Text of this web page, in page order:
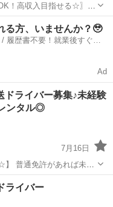
！高収入目指せる☆〗
不問！「軽作業」「週休2
で【安定した収入】が魅
る方、いませんか？🥹
歴書不要！就業後すぐに
Ad
ライバー募集♪未経験
ンタル◎
7月16日
】 普通免許があれば未経
青森県青森市エリアで、
します。主な業務は、
ライバー